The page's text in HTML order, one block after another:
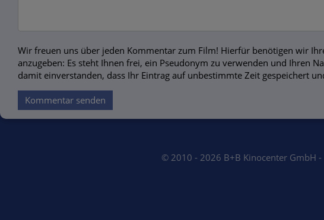
Wir freuen uns über jeden Kommentar zum Film! Hierfür benötigen wir
anzugeben: Es steht Ihnen frei, ein Pseudonym zu verwenden und Ihren
damit einverstanden, dass Ihr Eintrag auf unbestimmte Zeit gespeichert
Kommentar senden
© 2010 - 2026 B+B Kinocenter GmbH -